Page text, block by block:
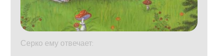
Серко ему отвечает: